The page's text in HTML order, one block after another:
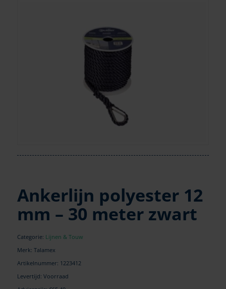
Ankerlijn polyester 12
mm – 30 meter zwart
Categorie: Lijnen & Touw
Merk: Talamex
Artikelnummer: 1223412
Levertijd: Voorraad